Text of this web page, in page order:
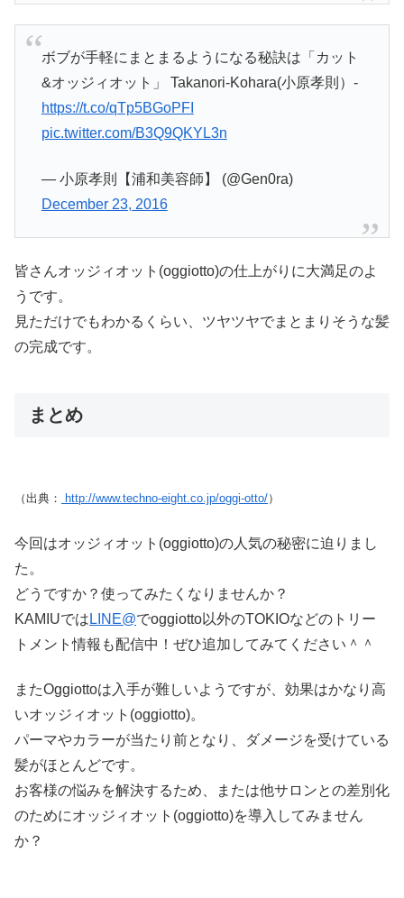
ボブが手軽にまとまるようになる秘訣は「カット
&オッジィオット」 Takanori-Kohara(小原孝則）-
https://t.co/qTp5BGoPFI
pic.twitter.com/B3Q9QKYL3n
— 小原孝則【浦和美容師】 (@Gen0ra)
December 23, 2016
皆さんオッジィオット(oggiotto)の仕上がりに大満足のよ
うです。
見ただけでもわかるくらい、ツヤツヤでまとまりそうな髪
の完成です。
まとめ
（出典： http://www.techno-eight.co.jp/oggi-otto/）
今回はオッジィオット(oggiotto)の人気の秘密に迫りまし
た。
どうですか？使ってみたくなりませんか？
KAMIUでは LINE@でoggiotto以外のTOKIOなどのトリー
トメント情報も配信中！ぜひ追加してみてください＾＾
またOggiottoは入手が難しいようですが、効果はかなり高
いオッジィオット(oggiotto)。
パーマやカラーが当たり前となり、ダメージを受けている
髪がほとんどです。
お客様の悩みを解決するため、または他サロンとの差別化
のためにオッジィオット(oggiotto)を導入してみません
か？